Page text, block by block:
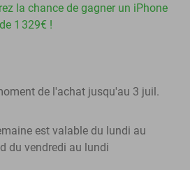
la chance de gagner un iPhone
1 329€ !
de l'achat jusqu'au 3 juil.
est valable du lundi au
du vendredi au lundi